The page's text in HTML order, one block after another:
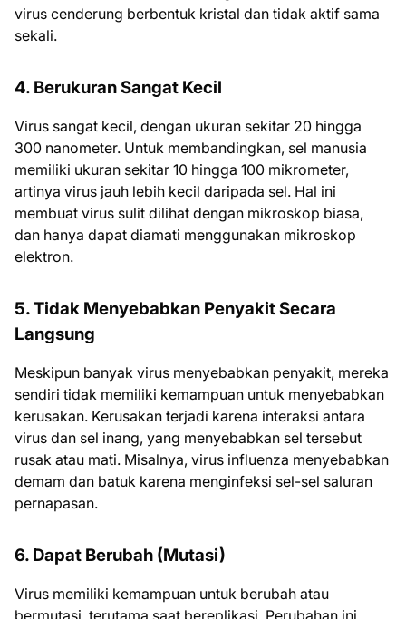
virus cenderung berbentuk kristal dan tidak aktif sama
sekali.
4. Berukuran Sangat Kecil
Virus sangat kecil, dengan ukuran sekitar 20 hingga
300 nanometer. Untuk membandingkan, sel manusia
memiliki ukuran sekitar 10 hingga 100 mikrometer,
artinya virus jauh lebih kecil daripada sel. Hal ini
membuat virus sulit dilihat dengan mikroskop biasa,
dan hanya dapat diamati menggunakan mikroskop
elektron.
5. Tidak Menyebabkan Penyakit Secara
Langsung
Meskipun banyak virus menyebabkan penyakit, mereka
sendiri tidak memiliki kemampuan untuk menyebabkan
kerusakan. Kerusakan terjadi karena interaksi antara
virus dan sel inang, yang menyebabkan sel tersebut
rusak atau mati. Misalnya, virus influenza menyebabkan
demam dan batuk karena menginfeksi sel-sel saluran
pernapasan.
6. Dapat Berubah (Mutasi)
Virus memiliki kemampuan untuk berubah atau